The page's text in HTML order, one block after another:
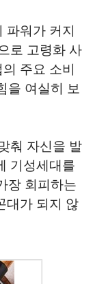
파워가 커지
로 고령화 사
주요 소비
을 여실히 보
춰 자신을 발
기성세대를
장 회피하는
대가 되지 않